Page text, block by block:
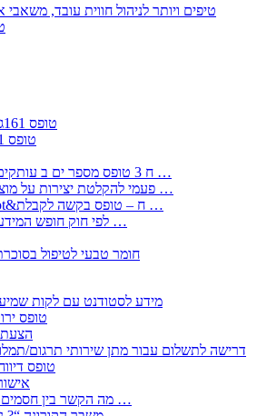
50 טיפים ויותר לניהול חווית עובד,
טופס 161ג – הודעה על חזרה מרצף פיצויים / קיצבה
טופס 161א – הודעת עובד עקב פרישה מעבודה
: בקשה לפטור מחובת התקנת מז;quot&ח 3 טופס מספר ים ב עותקים …
) ( פעמי להקלטת יצירות על מוצרים מכניים – טופס בקשה לאישור חד …
) 1998 ( לפי חוק חופש המידע התשנ;quot&ח – טופס בקשה לקבלת …
) 1998 ( לפי חוק חופש המידע התשנ;ח – טופס בקשה לקבלת …
חומר טבעי לטיפול
2350 – מידע לסטודנט עם לקות
טופס ירוק (רש”ל 18)
2352
2355 דרישה לתשלום עבור מתן שירותי תרגום/
2356 –
2357
– לבעלי עסקים ובעולם העבודה EMDR מה הקשר בין חסמים …